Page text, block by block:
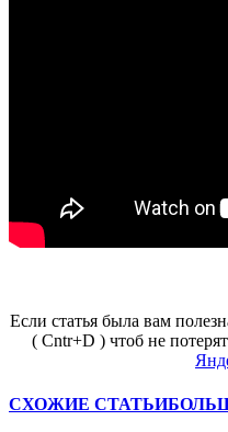
Если статья была вам
( Cntr+D ) чтоб не
СХОЖИЕ СТАТЬИ